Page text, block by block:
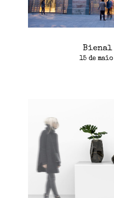
Bienal
15 de